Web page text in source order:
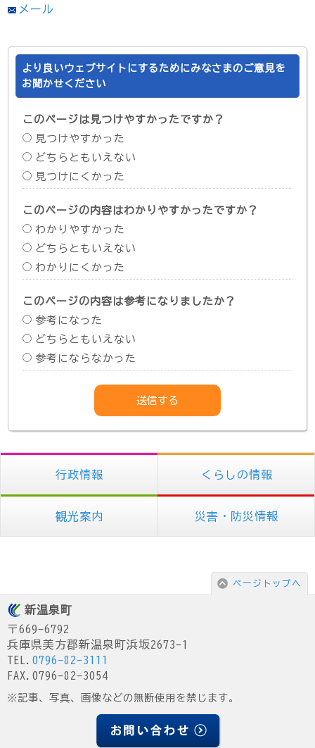
メール
より良いウェブサイトにするためにみなさまのご意見を
お聞かせください
このページは見つけやすかったですか？
見つけやすかった
どちらともいえない
見つけにくかった
このページの内容はわかりやすかったですか？
わかりやすかった
どちらともいえない
わかりにくかった
このページの内容は参考になりましたか？
参考になった
どちらともいえない
参考にならなかった
行政情報 くらしの情報
観光案内 災害・防災情報
ページトップへ
新温泉町
〒669-6792
兵庫県美方郡新温泉町浜坂2673-1
TEL. 0796-82-3111
FAX.0796-82-3054
※記事、写真、画像などの無断使用を禁じます。